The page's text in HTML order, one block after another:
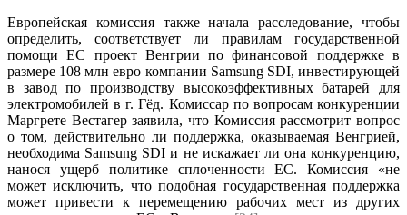
Европейская комиссия также начала расследование, чтобы
определить, соответствует ли правилам государственной
помощи ЕС проект Венгрии по финансовой поддержке в
размере 108 млн евро компании Samsung SDI, инвестирующей
в завод по производству высокоэффективных батарей для
электромобилей в г. Гёд. Комиссар по вопросам конкуренции
Маргрете Вестагер заявила, что Комиссия рассмотрит вопрос
о том, действительно ли поддержка, оказываемая Венгрией,
необходима Samsung SDI и не искажает ли она конкуренцию,
нанося ущерб политике сплоченности ЕС. Комиссия «не
может исключить, что подобная государственная поддержка
может привести к перемещению рабочих мест из других